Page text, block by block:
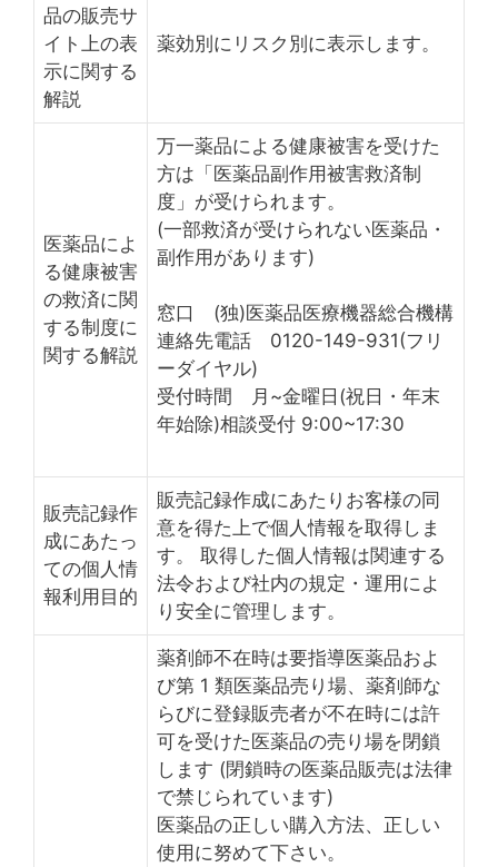
品の販売サ
イト上の表
示に関する
解説
薬効別にリスク別に表示します。
医薬品によ
る健康被害
の救済に関
する制度に
関する解説
万一薬品による健康被害を受けた
方は「医薬品副作用被害救済制
度」が受けられます。
(一部救済が受けられない医薬品・
副作用があります)
窓口 (独)医薬品医療機器総合機構
連絡先電話 0120-149-931(フリ
ーダイヤル)
受付時間 月~金曜日(祝日・年末
年始除)相談受付 9:00~17:30
販売記録作
成にあたっ
ての個人情
報利用目的
販売記録作成にあたりお客様の同
意を得た上で個人情報を取得しま
す。 取得した個人情報は関連する
法令および社内の規定・運用によ
り安全に管理します。
薬剤師不在時は要指導医薬品およ
び第 1 類医薬品売り場、薬剤師な
らびに登録販売者が不在時には許
可を受けた医薬品の売り場を閉鎖
します (閉鎖時の医薬品販売は法律
で禁じられています)
医薬品の正しい購入方法、正しい
使用に努めて下さい。